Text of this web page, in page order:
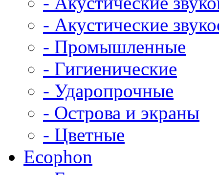
- Акустические
- Промышленные
- Гигиенические
- Ударопрочные
- Острова и экраны
- Цветные
Ecophon